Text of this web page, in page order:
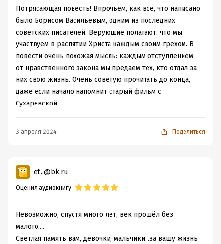
Потрясающая повесть! Впрочьем, как все, что написано
было Борисом Васильевым, одним из последних
советских писателей. Верующие полагают, что мы
участвуем в распятии Христа каждым своим грехом. В
повести очень похожая мысль: каждым отступлением
от нравственного закона мы предаем тех, кто отдал за
них свою жизнь. Очень советую прочитать до конца,
даже если начало напомнит старый фильм с
Сухаревской.
3 апреля 2024 Поделиться
ef...@bk.ru
Оценил аудиокнигу
Невозможно, спустя много лет, век прошёл без
малого....
Светлая память вам, девочки, мальчики...за вашу жизнь